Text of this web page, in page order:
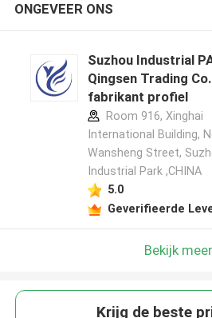
ONGEVEER ONS
Suzhou Industrial
Qingsen Trading
fabrikant profiel
Room 916, Xinghai
International Building,
Wansheng Street,
Industrial Park ,CHINA
5.0
Geverifieerde
Bekijk meer
Krijg de beste